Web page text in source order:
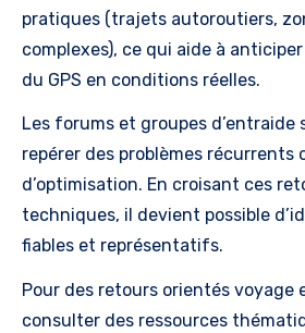
pratiques (trajets autoroutiers,
complexes), ce qui aide à
du GPS en conditions réelles.
Les forums et groupes d’entraide
repérer des problèmes récurrents
d’optimisation. En croisant ces
techniques, il devient possible
fiables et représentatifs.
Pour des retours orientés
consulter des ressources